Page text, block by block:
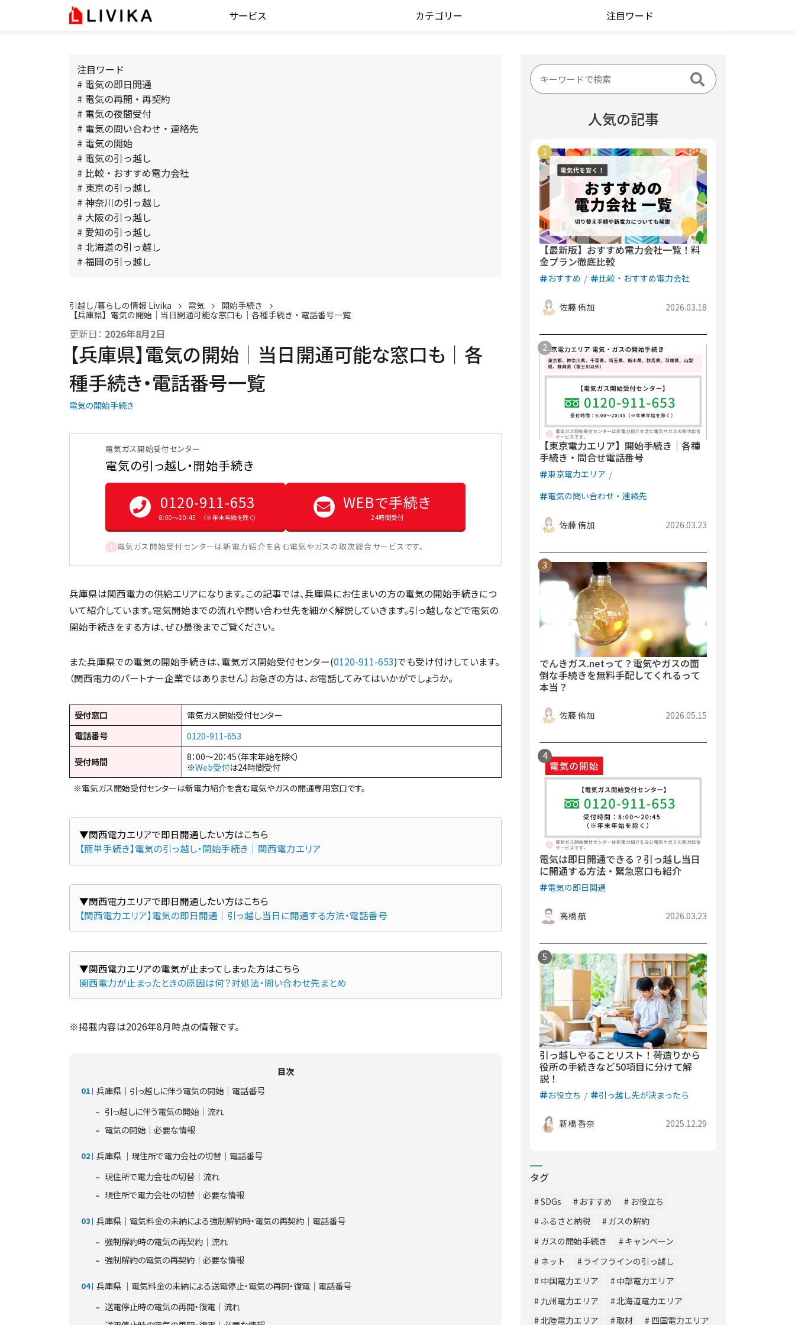
サービス カテゴリー 注目ワード
注目ワード
# 電気の即日開通
# 電気の再開・再契約
# 電気の夜間受付
# 電気の問い合わせ・連絡先
# 電気の開始
# 電気の引っ越し
# 比較・おすすめ電力会社
# 東京の引っ越し
# 神奈川の引っ越し
# 大阪の引っ越し
# 愛知の引っ越し
# 北海道の引っ越し
# 福岡の引っ越し
引越し/暮らしの情報 Livika 電気
開始手続き
【兵庫県】電気の開始│当日開通可能な窓口も│各種手続き・電話番号一覧
更新日： 2026年8月2日
【兵庫県】電気の開始│当日開通可能な窓口も│各
種手続き・電話番号一覧
電気の開始手続き
電気ガス開始受付センター
電気の引っ越し・開始手続き
0120-911-653
8:00〜20:45 （※年末年始を除く）
WEBで手続き
24時間受付
電気ガス開始受付センターは新電力紹介を含む電気やガスの取次総合サービスです。
兵庫県は関西電力の供給エリアになります。この記事では、兵庫県にお住まいの方の電気の開始手続きにつ
いて紹介しています。電気開始までの流れや問い合わせ先を細かく解説していきます。引っ越しなどで電気の
開始手続きをする方は、ぜひ最後までご覧ください。
また兵庫県での電気の開始手続きは、電気ガス開始受付センター(0120-911-653)でも受け付けしています。
（関西電力のパートナー企業ではありません）お急ぎの方は、お電話してみてはいかがでしょうか。
受付窓口
電気ガス開始受付センター
電話番号
0120-911-653
受付時間
8：00～20：45（年末年始を除く）
※Web受付は24時間受付
※電気ガス開始受付センターは新電力紹介を含む電気やガスの開通専用窓口です。
▼関西電力エリアで即日開通したい方はこちら
【簡単手続き】電気の引っ越し・開始手続き｜関西電力エリア
▼関西電力エリアで即日開通したい方はこちら
【関西電力エリア】電気の即日開通｜引っ越し当日に開通する方法・電話番号
関西電力が止まったときの原因は何？対処法・問い合わせ先まとめ
※掲載内容は2026年8月時点の情報です。
目次
兵庫県│引っ越しに伴う電気の開始│電話番号
引っ越しに伴う電気の開始│流れ
電気の開始│必要な情報
兵庫県 │現住所で電力会社の切替│電話番号
現住所で電力会社の切替│流れ
現住所で電力会社の切替│必要な情報
兵庫県│電気料金の未納による強制解約時・電気の再契約│電話番号
強制解約時の電気の再契約│流れ
強制解約の電気の再契約│必要な情報
兵庫県 │電気料金の未納による送電停止・電気の再開・復電│電話番号
送電停止時の電気の再開・復電│流れ
人気の記事
【最新版】おすすめ電力会社一覧！料
金プラン徹底比較
おすすめ 比較・おすすめ電力会社
佐藤 侑加 2026.03.18
【東京電力エリア】開始手続き｜各種
手続き・問合せ電話番号
東京電力エリア
電気の問い合わせ・連絡先
佐藤 侑加 2026.03.23
でんきガス.netって？電気やガスの面
倒な手続きを無料手配してくれるって
本当？
佐藤 侑加 2026.05.15
電気は即日開通できる？引っ越し当日
に開通する方法・緊急窓口も紹介
電気の即日開通
高橋 航 2026.03.23
引っ越しやることリスト！荷造りから
役所の手続きなど50項目に分けて解
説！
お役立ち 引っ越し先が決まったら
新橋 香奈 2025.12.29
タグ
SDGs おすすめ
お役立ち
ふるさと納税
ガスの解約
ガスの開始手続き
キャンペーン
ネット
ライフラインの引っ越し
中国電力エリア
中部電力エリア
九州電力エリア
北海道電力エリア
北陸電力エリア
取材 四国電力エリア